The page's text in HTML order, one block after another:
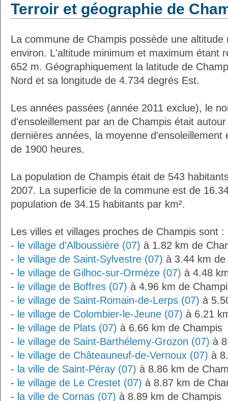
Terroir et géographie de
La commune de Champis possède une
environ. L'altitude minimum et maximum étant
652 m. Géographiquement la latitude de
Nord et sa longitude de 4.734 degrés Est.
Les années passées (année 2011 exclue), le
d'ensoleillement par an de Champis était
dernières années, la moyenne d'ensoleillement
de 1900 heures.
La population de Champis était de 543
2007. La superficie de la commune est de
population de 34.15 habitants par km².
Les villes et villages proches de Champis sont :
- le village d'Alboussière (07) à 1.82 km de
- le village de Saint-Sylvestre (07) à 3.44 km de
- le village de Gilhoc-sur-Ormèze (07) à 4.48
- le village de Boffres (07) à 4.96 km de
- le village de Saint-Romain-de-Lerps (07) à
- le village de Colombier-le-Jeune (07) à 6.21
- le village de Plats (07) à 6.66 km de Champis
- le village de Saint-Barthélemy-Grozon (07) à
- le village de Châteauneuf-de-Vernoux (07) à
- la ville de Saint-Péray (07) à 8.86 km de
- le village de Le Crestet (07) à 8.87 km de
- la ville de Cornas (07) à 8.89 km de Champis